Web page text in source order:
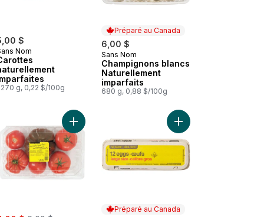
$
Nom
g, 0,22 $/100g
Préparé au Canada
6,00 $
Préparé au Canada
Sans Nom
Champignons blancs
Naturellement
imparfaits
680 g, 0,88 $/100g
panier
à hamburger style brioche au panier
Ajouter Tomates naturellement imparfaits au
Préparé au Canada
Ajouter Lot de 12